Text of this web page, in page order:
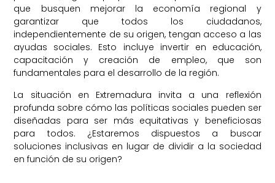
que busquen mejorar la economía regional y
garantizar que todos los ciudadanos,
independientemente de su origen, tengan acceso a las
ayudas sociales. Esto incluye invertir en educación,
capacitación y creación de empleo, que son
fundamentales para el desarrollo de la región.
La situación en Extremadura invita a una reflexión
profunda sobre cómo las políticas sociales pueden ser
diseñadas para ser más equitativas y beneficiosas
para todos. ¿Estaremos dispuestos a buscar
soluciones inclusivas en lugar de dividir a la sociedad
en función de su origen?